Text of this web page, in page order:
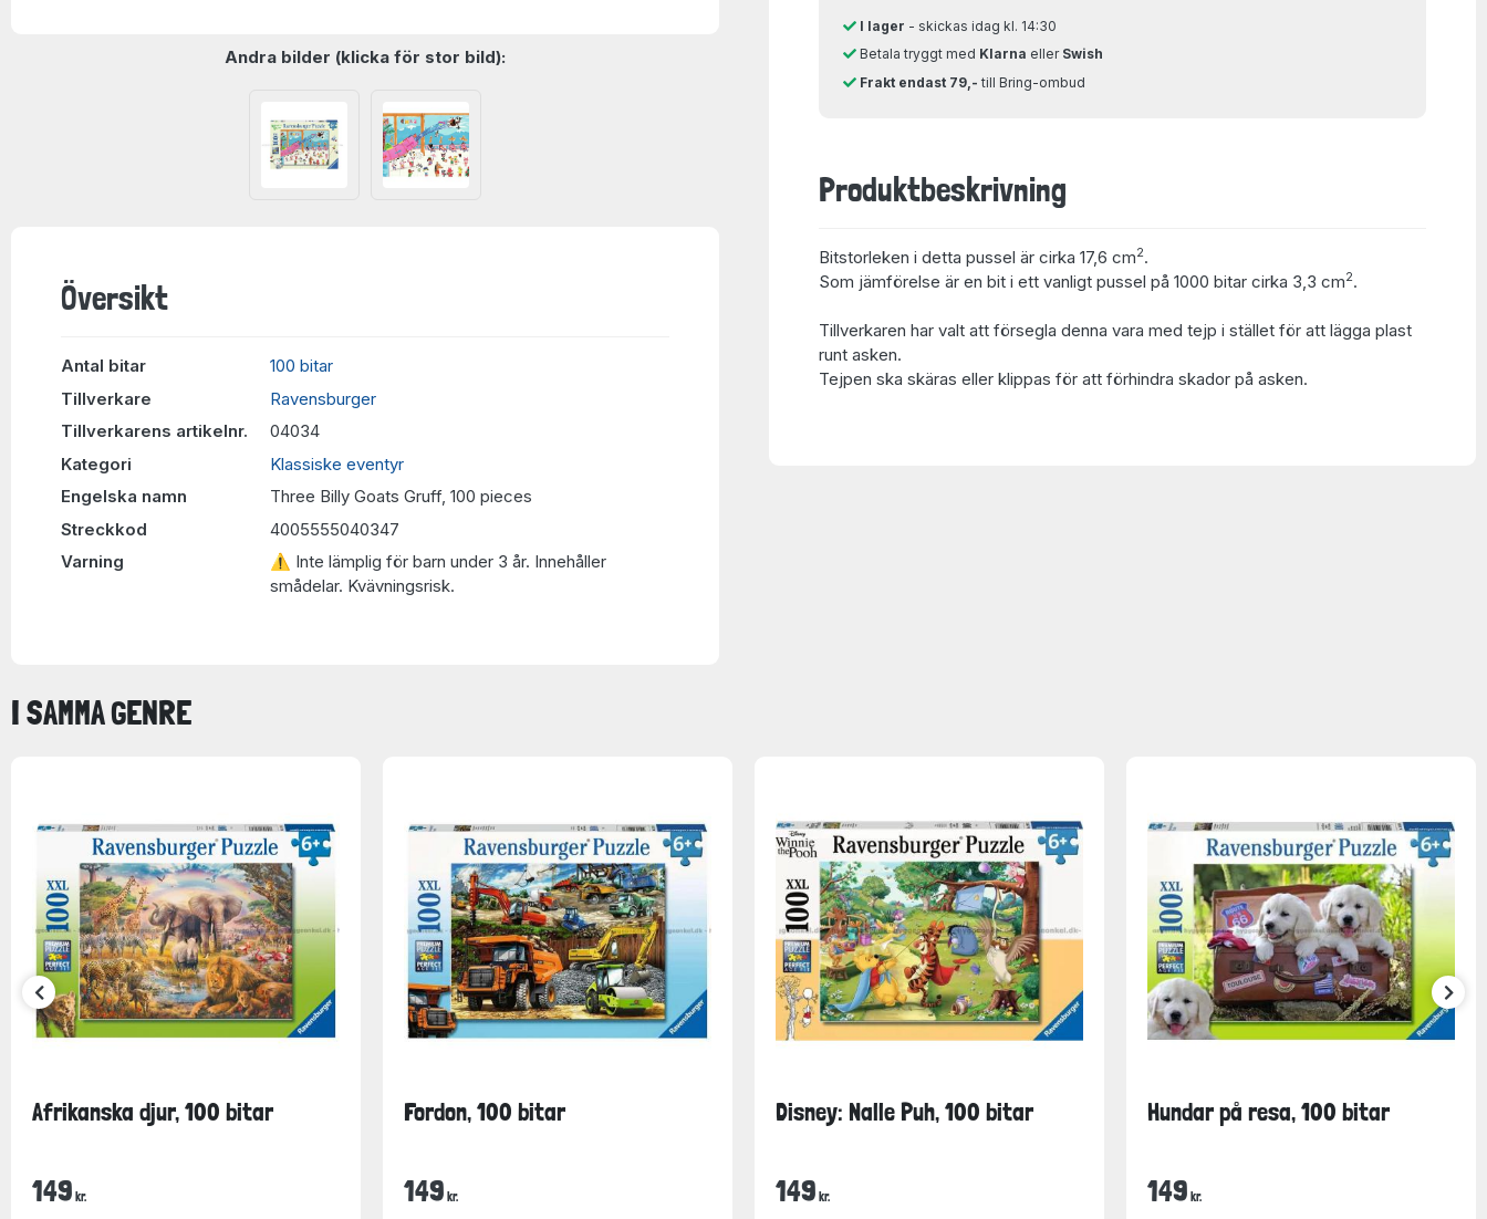
Andra bilder (klicka för stor bild):
Översikt
Antal bitar
100 bitar
Tillverkare
Ravensburger
Tillverkarens artikelnr.
04034
Kategori
Klassiske eventyr
Engelska namn
Three Billy Goats Gruff, 100 pieces
Streckkod
4005555040347
Varning
⚠ Inte lämplig för barn under 3 år. Innehåller
smådelar. Kvävningsrisk.
I lager - skickas idag kl. 14:30
Betala tryggt med Klarna eller Swish
Frakt endast 79,- till Bring-ombud
Produktbeskrivning
Bitstorleken i detta pussel är cirka 17,6 cm2.
Som jämförelse är en bit i ett vanligt pussel på 1000 bitar cirka 3,3 cm2.
Tillverkaren har valt att försegla denna vara med tejp i stället för att lägga plast
runt asken.
Tejpen ska skäras eller klippas för att förhindra skador på asken.
I SAMMA GENRE
Afrikanska djur, 100 bitar
149 kr.
Fordon, 100 bitar
149 kr.
Disney: Nalle Puh, 100 bitar
149 kr.
Hundar på resa, 100 bitar
149 kr.